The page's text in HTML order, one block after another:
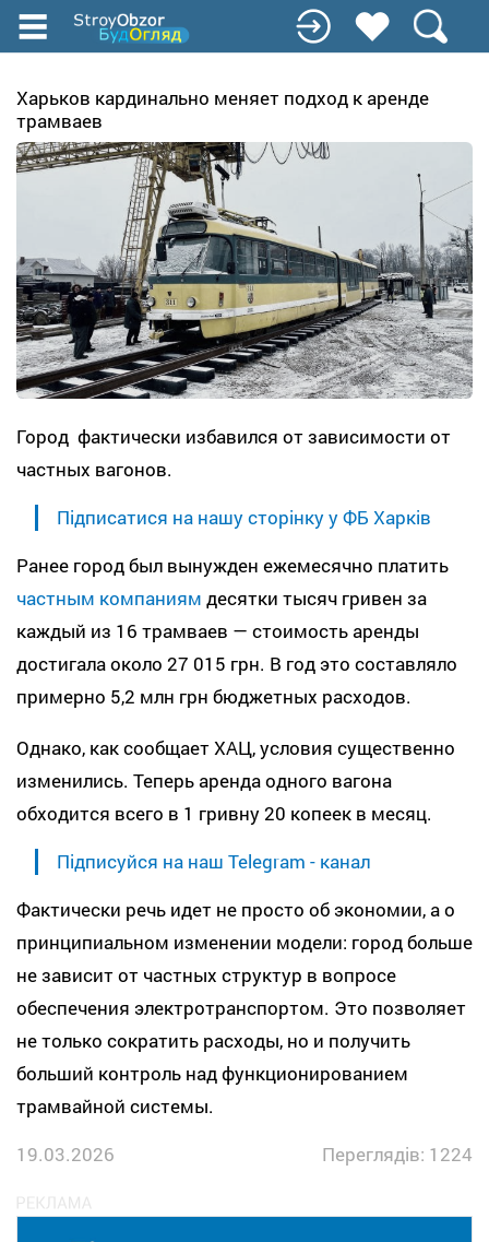
Перейти
содержанию
Харьков кардинально меняет подход к аренде
трамваев
Город фактически избавился от зависимости от
частных вагонов.
Підписатися на нашу сторінку у ФБ Харків
Ранее город был вынужден ежемесячно платить
частным компаниям десятки тысяч гривен за
каждый из 16 трамваев — стоимость аренды
достигала около 27 015 грн. В год это составляло
примерно 5,2 млн грн бюджетных расходов.
Однако, как сообщает ХАЦ, условия существенно
изменились. Теперь аренда одного вагона
обходится всего в 1 гривну 20 копеек в месяц.
Підписуйся на наш Telegram - канал
Фактически речь идет не просто об экономии, а о
принципиальном изменении модели: город больше
не зависит от частных структур в вопросе
обеспечения электротранспортом. Это позволяет
не только сократить расходы, но и получить
больший контроль над функционированием
трамвайной системы.
19.03.2026
Переглядів: 1224